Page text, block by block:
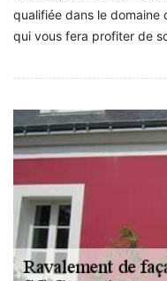
qualifiée dans le domaine
qui vous fera profiter de